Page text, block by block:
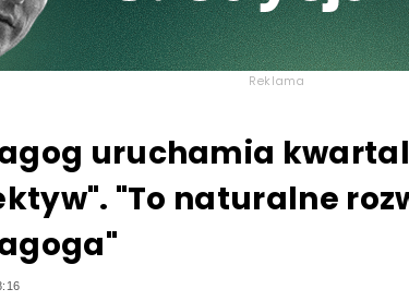
Reklama
uruchamia
"To naturalne